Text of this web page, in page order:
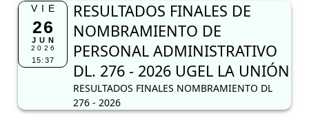
VIE
26
JUN
2026
15:37
RESULTADOS FINALES DE
NOMBRAMIENTO DE
PERSONAL ADMINISTRATIVO
DL. 276 - 2026 UGEL LA UNIÓN
RESULTADOS FINALES NOMBRAMIENTO DL
276 - 2026